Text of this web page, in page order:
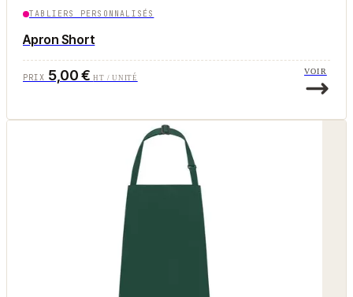
TABLIERS PERSONNALISÉS
Apron Short
PRIX 5,00 €HT / UNITÉ
VOIR